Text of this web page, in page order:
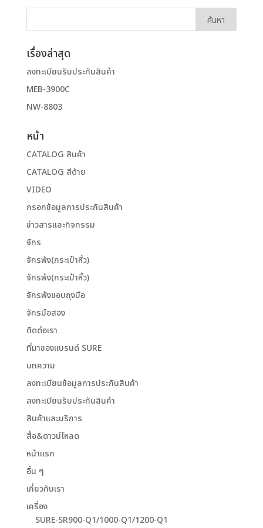
เรื่องล่าสุด
ลงทะเบียนรับประกันสินค้า
MEB-3900C
NW-8803
หน้า
CATALOG สินค้า
CATALOG สีด้าย
VIDEO
กรอกข้อมูลการประกันสินค้า
ข่าวสารและกิจกรรม
จักร
จักรพ้ง(กระเป๋าหิ้ว)
จักรพ้ง(กระเป๋าหิ้ว)
จักรพ้งขอบถุงมือ
จักรมือสอง
ติดต่อเรา
ที่มาของแบรนด์ SURE
บทความ
ลงทะเบียนข้อมูลการประกันสินค้า
ลงทะเบียนรับประกันสินค้า
สินค้าและบริการ
สื่อ&ดาวน์โหลด
หน้าแรก
อื่น ๆ
เกี่ยวกับเรา
เครื่อง
SURE-SR900-Q1/1000-Q1/1200-Q1